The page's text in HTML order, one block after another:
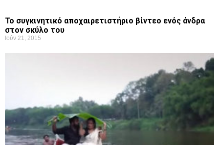
Το συγκινητικό αποχαιρετιστήριο βίντεο ενός άνδρα
στον σκύλο του
Ιούν 21, 2015